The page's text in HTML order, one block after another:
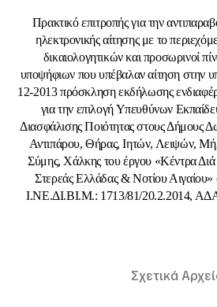
Πρακτικό επιτροπήςγια την
ηλεκτρονικής αίτησης με το
δικαιολογητικών και προσωρινοί
υποψήφιων που υπέβαλαν αίτηση στην
12-2013 πρόσκληση εκδήλωσης
για την επιλογήΥπευθύνων
Διασφάλισης Ποιότητας στους Δήμους
Αντιπάρου, Θήρας, Ιητών, Λειψών,
Σύμης, Χάλκης του έργου «Κέντρα
Στερεάς Ελλάδας & Νοτίου
Ι.ΝΕ.ΔΙ.ΒΙ.Μ.: 1713/81/20.2.2014,
Σχετικά